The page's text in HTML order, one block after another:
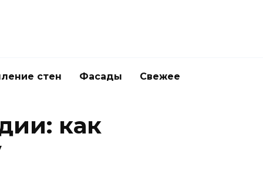
стен Фасады Свежее
как